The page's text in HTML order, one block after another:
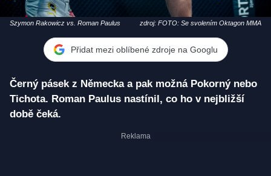
Szymon Rakowicz vs. Roman Paulus zdroj: FOTO: Se svolením Oktagon MMA
Přidat mezi oblíbené zdroje na Googlu
Černý pásek z Německa a pak možná Pokorný nebo
Tichota. Roman Paulus nastínil, co ho v nejbližší
době čeká.